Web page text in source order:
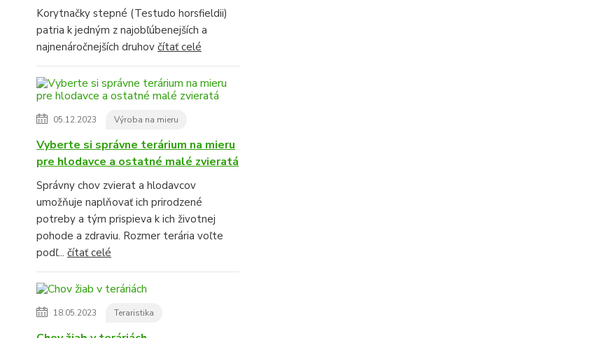
Korytnačky stepné (Testudo horsfieldii)
patria k jedným z najobľúbenejších a
najnenáročnejších druhov čítať celé
05.12.2023 Výroba na mieru
Vyberte si správne terárium na mieru
pre hlodavce a ostatné malé zvieratá
Správny chov zvierat a hlodavcov
umožňuje naplňovať ich prirodzené
potreby a tým prispieva k ich životnej
pohode a zdraviu. Rozmer terária voľte
podľ... čítať celé
18.05.2023 Teraristika